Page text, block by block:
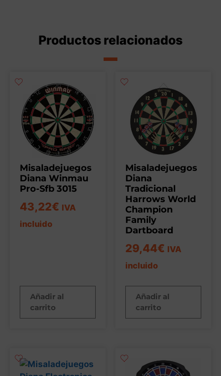
Productos relacionados
Misaladejuegos
Diana Winmau
Pro-Sfb 3015
43,22€ IVA
incluido
Añadir al
carrito
Misaladejuegos
Diana
Tradicional
Harrows World
Champion
Family
Dartboard
29,44€ IVA
incluido
Añadir al
carrito